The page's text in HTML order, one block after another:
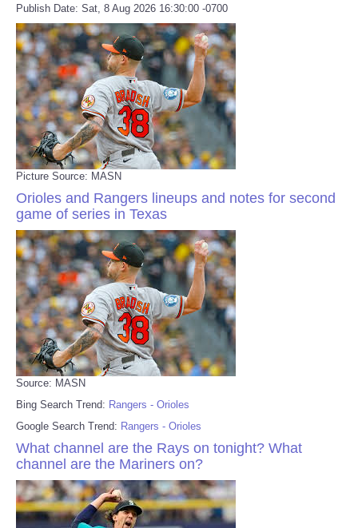
Publish Date: Sat, 8 Aug 2026 16:30:00 -0700
Picture Source: MASN
Orioles and Rangers lineups and notes for second
game of series in Texas
Source: MASN
Bing Search Trend: Rangers - Orioles
Google Search Trend: Rangers - Orioles
What channel are the Rays on tonight? What
channel are the Mariners on?